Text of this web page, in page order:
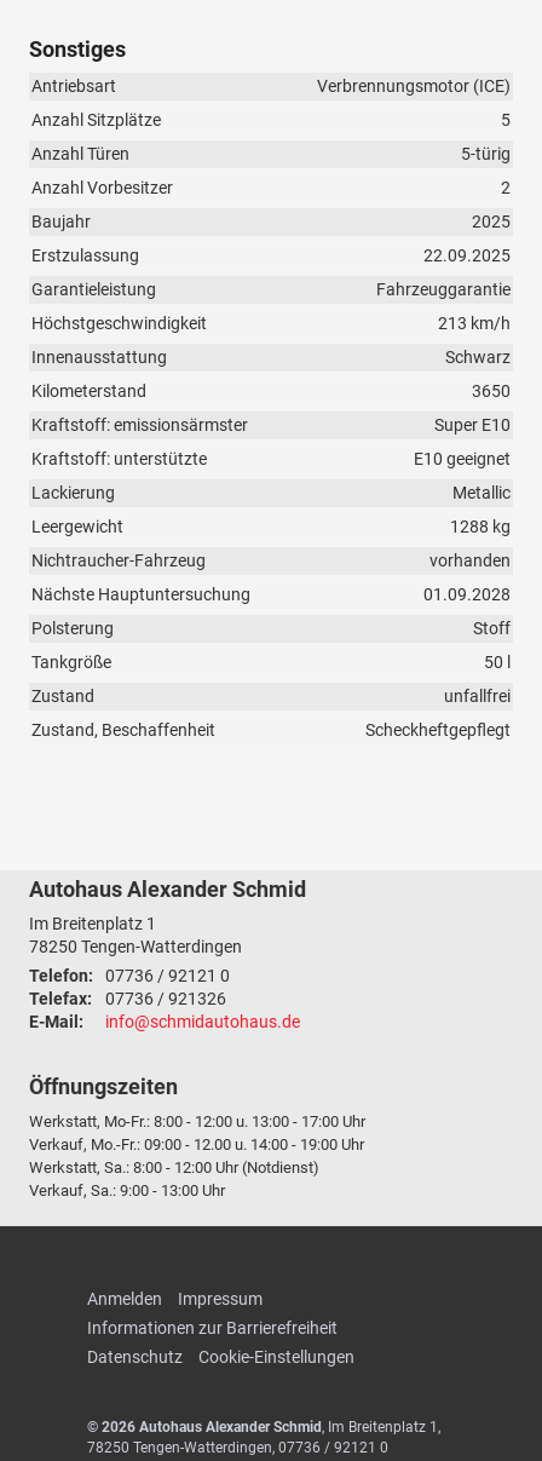
Sonstiges
Antriebsart
Verbrennungsmotor (ICE)
Anzahl Sitzplätze
5
Anzahl Türen
5-türig
Anzahl Vorbesitzer
2
Baujahr
2025
Erstzulassung
22.09.2025
Garantieleistung
Fahrzeuggarantie
Höchstgeschwindigkeit
213 km/h
Innenausstattung
Schwarz
Kilometerstand
3650
Kraftstoff: emissionsärmster
Super E10
Kraftstoff: unterstützte
E10 geeignet
Lackierung
Metallic
Leergewicht
1288 kg
Nichtraucher-Fahrzeug
vorhanden
Nächste Hauptuntersuchung
01.09.2028
Polsterung
Stoff
Tankgröße
50 l
Zustand
unfallfrei
Zustand, Beschaffenheit
Scheckheftgepflegt
Autohaus Alexander Schmid
Im Breitenplatz 1
78250 Tengen-Watterdingen
Telefon:
07736 / 92121 0
Telefax:
07736 / 921326
E-Mail:
info@schmidautohaus.de
Öffnungszeiten
Werkstatt, Mo-Fr.: 8:00 - 12:00 u. 13:00 - 17:00 Uhr
Verkauf, Mo.-Fr.: 09:00 - 12.00 u. 14:00 - 19:00 Uhr
Werkstatt, Sa.: 8:00 - 12:00 Uhr (Notdienst)
Verkauf, Sa.: 9:00 - 13:00 Uhr
Anmelden
Impressum
Informationen zur Barrierefreiheit
Datenschutz
Cookie-Einstellungen
© 2026 Autohaus Alexander Schmid, Im Breitenplatz 1 ,
78250 Tengen-Watterdingen, 07736 / 92121 0